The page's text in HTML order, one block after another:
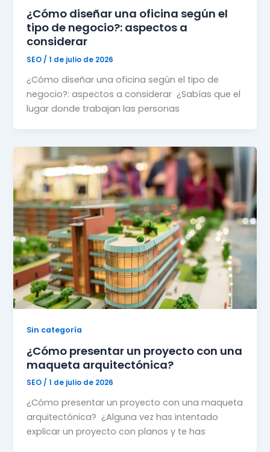
¿Cómo diseñar una oficina según el
tipo de negocio?: aspectos a
considerar
SEO/1 de julio de 2026
¿Cómo diseñar una oficina según el tipo de
negocio?: aspectos a considerar ¿Sabías que el
lugar donde trabajan las personas
Sin categoría
¿Cómo presentar un proyecto con una
maqueta arquitectónica?
SEO/1 de julio de 2026
¿Cómo presentar un proyecto con una maqueta
arquitectónica? ¿Alguna vez has intentado
explicar un proyecto con planos y te has